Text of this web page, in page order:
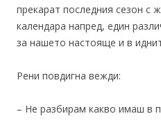
прекарат последния сезон с
календара напред, един
за нашето настояще и в
Рени повдигна вежди:
– Не разбирам какво имаш в